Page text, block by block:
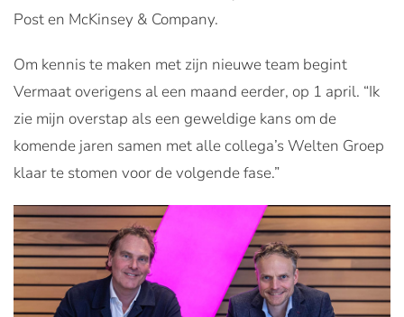
Post en McKinsey & Company.
Om kennis te maken met zijn nieuwe team begint
Vermaat overigens al een maand eerder, op 1 april. “Ik
zie mijn overstap als een geweldige kans om de
komende jaren samen met alle collega’s Welten Groep
klaar te stomen voor de volgende fase.”